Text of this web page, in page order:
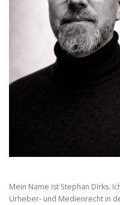
Mein Name ist Stephan Dirks.
Urheber- und Medienrecht in